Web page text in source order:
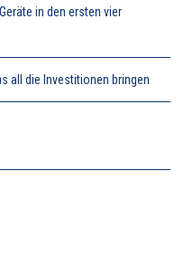
in den ersten vier
all die Investitionen bringen